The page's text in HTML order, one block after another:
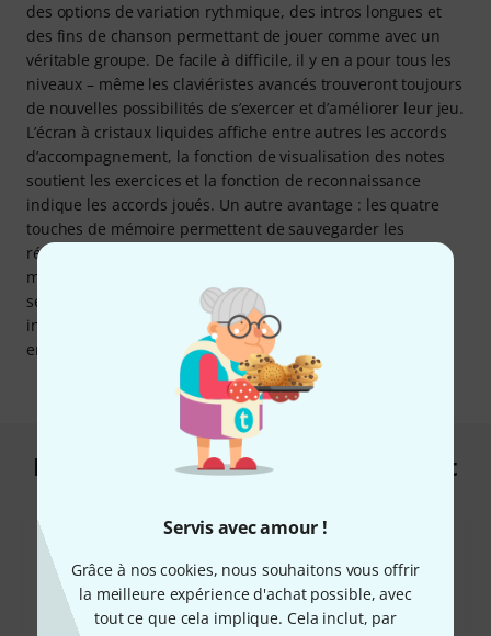
Servis avec amour !
Grâce à nos cookies, nous souhaitons vous offrir
la meilleure expérience d'achat possible, avec
tout ce que cela implique. Cela inclut, par
des options de variation rythmique, des intros longues et
des fins de chanson permettant de jouer comme avec un
véritable groupe. De facile à difficile, il y en a pour tous les
niveaux – même les claviéristes avancés trouveront toujours
de nouvelles possibilités de s’exercer et d’améliorer leur jeu.
L’écran à cristaux liquides affiche entre autres les accords
d’accompagnement, la fonction de visualisation des notes
soutient les exercices et la fonction de reconnaissance
indique les accords joués. Un autre avantage : les quatre
touches de mémoire permettent de sauvegarder les
réglages du rythme, du tempo, des sons, des effets et du
mixeur pour les charger rapidement lors de la prochaine
session. En parlant de sauvegarde : grâce à l’enregistreur
intégré, il est même possible d’enregistrer des chansons
entières.
Les clients qui ont regardé ce produit